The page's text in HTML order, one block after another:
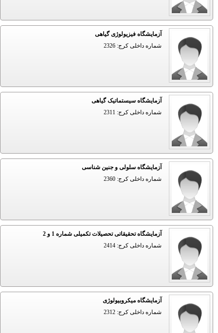
آزمایشگاه فیزیولوژی گیاهی
شماره داخلی کرج: 2326
آزمایشگاه سیستماتیک گیاهی
شماره داخلی کرج: 2311
آزمایشگاه سلولی و جنین شناسی
شماره داخلی کرج: 2360
آزمایشگاه تحقیقاتی تحصیلات تکمیلی شماره 1 و 2
شماره داخلی کرج: 2414
آزمایشگاه میکروبیولوژی
شماره داخلی کرج: 2312